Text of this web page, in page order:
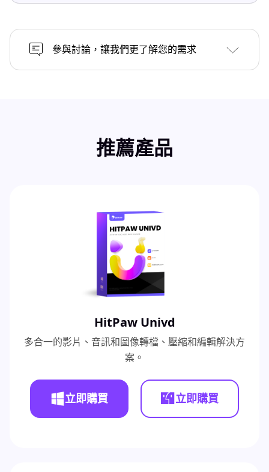
參與討論，讓我們更了解您的需求
推薦產品
HitPaw Univd
多合一的影片、音訊和圖像轉檔、壓縮和編輯解決方
案。
立即購買 立即購買